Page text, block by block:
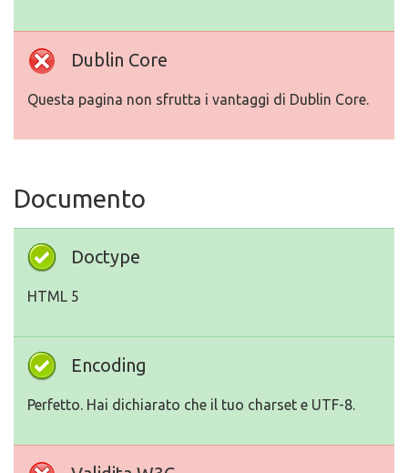
Dublin Core
Questa pagina non sfrutta i vantaggi di Dublin Core.
Documento
Doctype
HTML 5
Encoding
Perfetto. Hai dichiarato che il tuo charset e UTF-8.